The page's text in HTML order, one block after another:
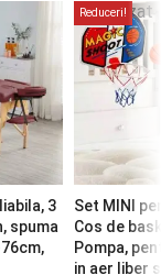
3
spuma
Reduceri!
epuizat
Set MINI
Cos de
Pompa,
in aer liber